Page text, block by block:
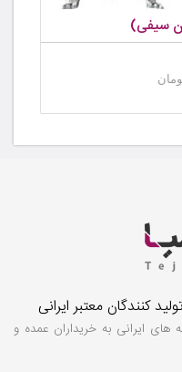
سیفی)
کنندگان معتبر ایرانی
های ایرانی به خریداران عمده و